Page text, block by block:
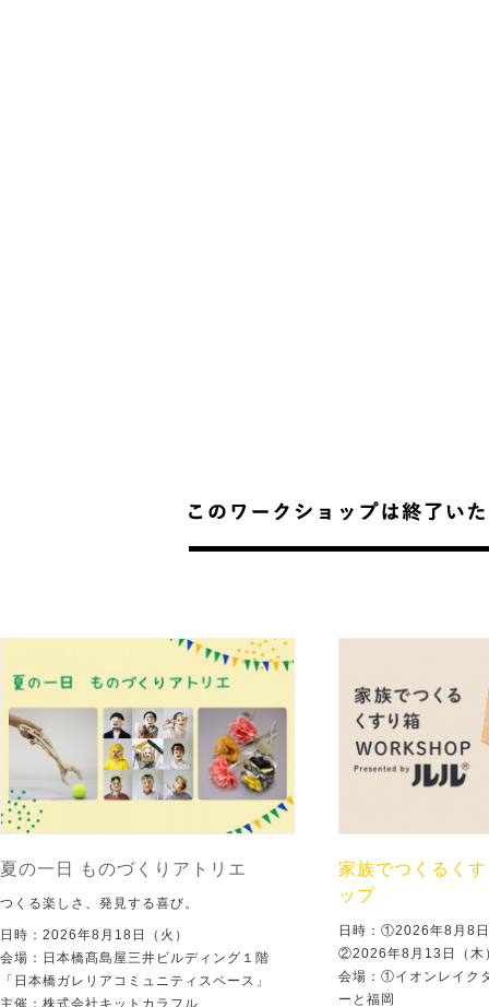
夏の一日 ものづくりアトリエ
つくる楽しさ、発見する喜び。
日時：2026年8月18日（火）
会場：日本橋髙島屋三井ビルディング１階
「日本橋ガレリアコミュニティスペース」
主催：株式会社キットカラフル
家族でつくるく
ップ
日時：①2026年8月8
②2026年8月13日（木
会場：①イオンレイ
ーと福岡